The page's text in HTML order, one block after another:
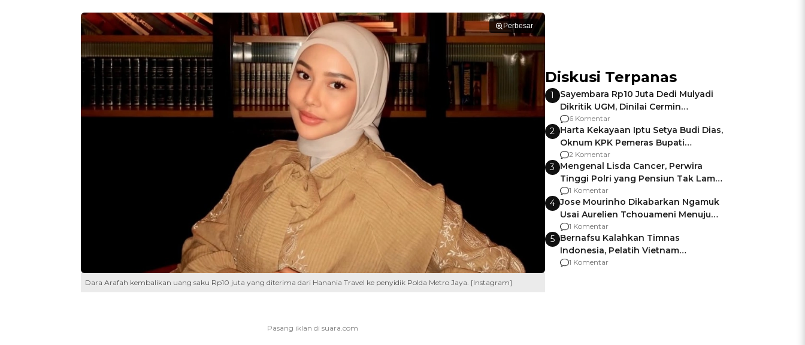
Perbesar
Dara Arafah kembalikan uang saku Rp10 juta yang diterima dari Hanania Travel ke penyidik Polda Metro Jaya. [Instagram]
Diskusi Terpanas
1
Sayembara Rp10 Juta Dedi Mulyadi
Dikritik UGM, Dinilai Cermin
Gagalnya Negara Jamin Keamanan
6 Komentar
2 Harta Kekayaan Iptu Setya Budi Dias,
Oknum KPK Pemeras Bupati
Pemalang
2 Komentar
3 Mengenal Lisda Cancer, Perwira
Tinggi Polri yang Pensiun Tak Lama
Usai Jadi Brigjen
1 Komentar
4 Jose Mourinho Dikabarkan Ngamuk
Usai Aurelien Tchouameni Menuju
Manchester United
1 Komentar
5 Bernafsu Kalahkan Timnas
Indonesia, Pelatih Vietnam
Berencana Pakai Jimat di Pakansari
1 Komentar